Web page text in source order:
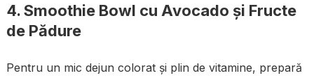
4. Smoothie Bowl cu Avocado și Fructe
de Pădure
Pentru un mic dejun colorat și plin de vitamine, prepară